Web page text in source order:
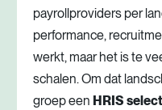
payrollproviders per
performance,
werkt, maar het is te
schalen. Om dat
groep een HRIS